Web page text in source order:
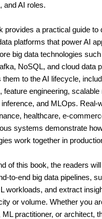
and AI roles.
provides a practical guide to
platforms that power AI
big data technologies
NoSQL, and cloud data
them to the AI lifecycle,
feature engineering, scalable
inference, and MLOps. Real-
healthcare, e-
systems demonstrate
work together in
of this book, the readers
to-end big data pipelines,
workloads, and extract
or volume. Whether you
ML practitioner, or architect,